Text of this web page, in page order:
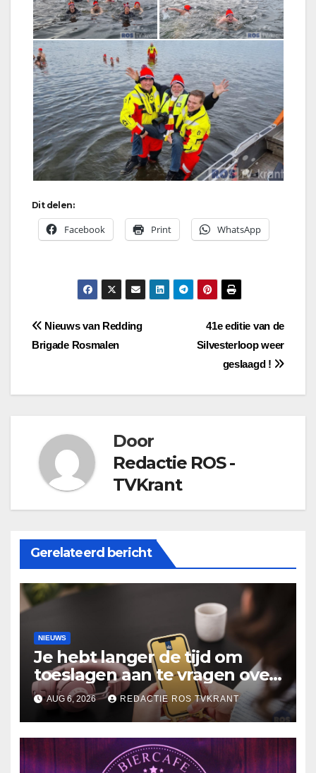
Dit delen:
Facebook Print WhatsApp
Bericht
navigatie
41e editie van de
Silvesterloop weer
geslaagd !
Nieuws van Redding
Brigade Rosmalen
Door
Redactie ROS -
TVKrant
Gerelateerd bericht
NIEUWS
Je hebt langer de tijd om
toeslagen aan te vragen over
2025
AUG 6, 2026 REDACTIE ROS TVKRANT